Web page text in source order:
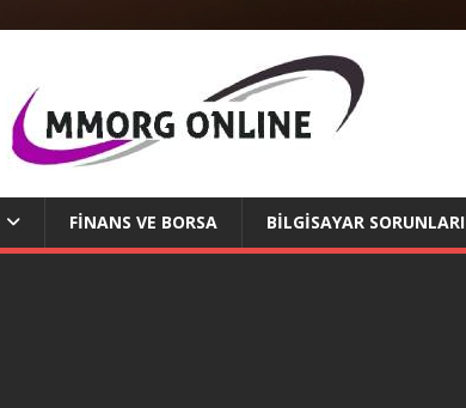
FINANS VE BORSA BILGISAYAR SORUNLARI